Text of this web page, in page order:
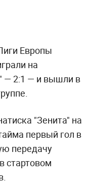
Европы
на
— 2:1 — и вышли в
"Зенита" на
первый гол в
передачу
стартовом